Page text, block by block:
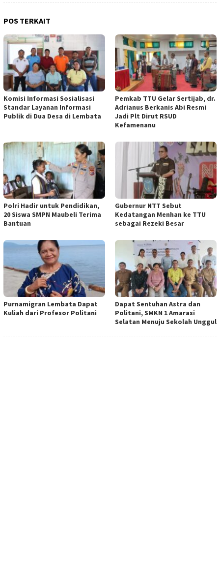
POS TERKAIT
Komisi Informasi Sosialisasi
Standar Layanan Informasi
Publik di Dua Desa di Lembata
Pemkab TTU Gelar Sertijab, dr.
Adrianus Berkanis Abi Resmi
Jadi Plt Dirut RSUD
Kefamenanu
Polri Hadir untuk Pendidikan,
20 Siswa SMPN Maubeli Terima
Bantuan
Gubernur NTT Sebut
Kedatangan Menhan ke TTU
sebagai Rezeki Besar
Purnamigran Lembata Dapat
Kuliah dari Profesor Politani
Dapat Sentuhan Astra dan
Politani, SMKN 1 Amarasi
Selatan Menuju Sekolah Unggul